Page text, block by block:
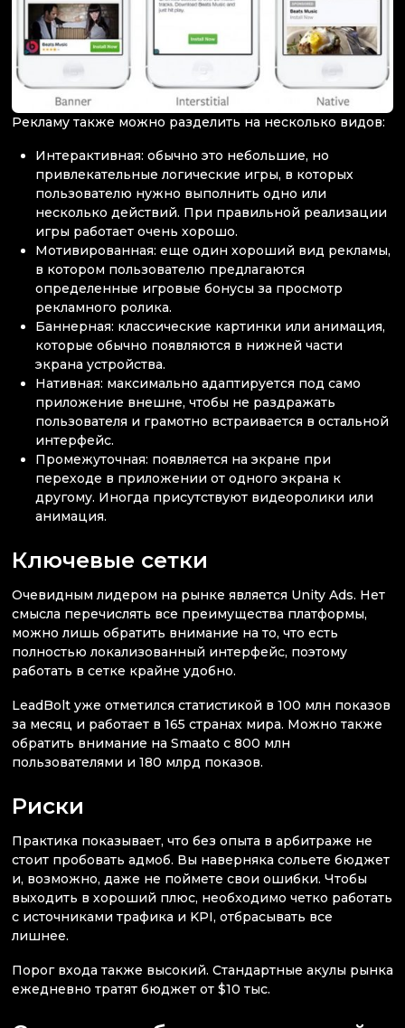
Рекламу также можно разделить на несколько видов:
Интерактивная: обычно это небольшие, но
привлекательные логические игры, в которых
пользователю нужно выполнить одно или
несколько действий. При правильной реализации
игры работает очень хорошо.
Мотивированная: еще один хороший вид рекламы,
в котором пользователю предлагаются
определенные игровые бонусы за просмотр
рекламного ролика.
Баннерная: классические картинки или анимация,
которые обычно появляются в нижней части
экрана устройства.
Нативная: максимально адаптируется под само
приложение внешне, чтобы не раздражать
пользователя и грамотно встраивается в остальной
интерфейс.
Промежуточная: появляется на экране при
переходе в приложении от одного экрана к
другому. Иногда присутствуют видеоролики или
анимация.
Ключевые сетки
Очевидным лидером на рынке является Unity Ads. Нет
смысла перечислять все преимущества платформы,
можно лишь обратить внимание на то, что есть
полностью локализованный интерфейс, поэтому
работать в сетке крайне удобно.
LeadBolt уже отметился статистикой в 100 млн показов
за месяц и работает в 165 странах мира. Можно также
обратить внимание на Smaato с 800 млн
пользователями и 180 млрд показов.
Риски
Практика показывает, что без опыта в арбитраже не
стоит пробовать адмоб. Вы наверняка сольете бюджет
и, возможно, даже не поймете свои ошибки. Чтобы
выходить в хороший плюс, необходимо четко работать
с источниками трафика и KPI, отбрасывать все
лишнее.
Порог входа также высокий. Стандартные акулы рынка
ежедневно тратят бюджет от $10 тыс.